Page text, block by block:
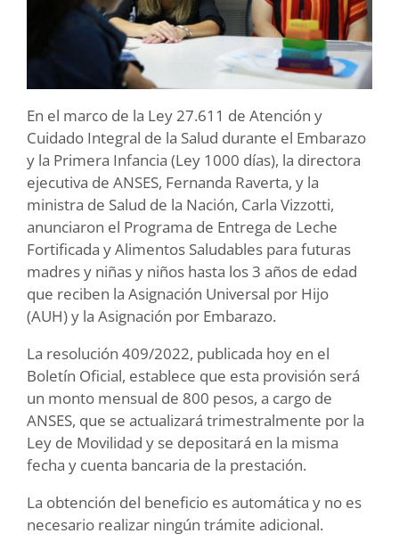
En el marco de la Ley 27.611 de Atención y
Cuidado Integral de la Salud durante el Embarazo
y la Primera Infancia (Ley 1000 días), la directora
ejecutiva de ANSES, Fernanda Raverta, y la
ministra de Salud de la Nación, Carla Vizzotti,
anunciaron el Programa de Entrega de Leche
Fortificada y Alimentos Saludables para futuras
madres y niñas y niños hasta los 3 años de edad
que reciben la Asignación Universal por Hijo
(AUH) y la Asignación por Embarazo.
La resolución 409/2022, publicada hoy en el
Boletín Oficial, establece que esta provisión será
un monto mensual de 800 pesos, a cargo de
ANSES, que se actualizará trimestralmente por la
Ley de Movilidad y se depositará en la misma
fecha y cuenta bancaria de la prestación.
La obtención del beneficio es automática y no es
necesario realizar ningún trámite adicional.